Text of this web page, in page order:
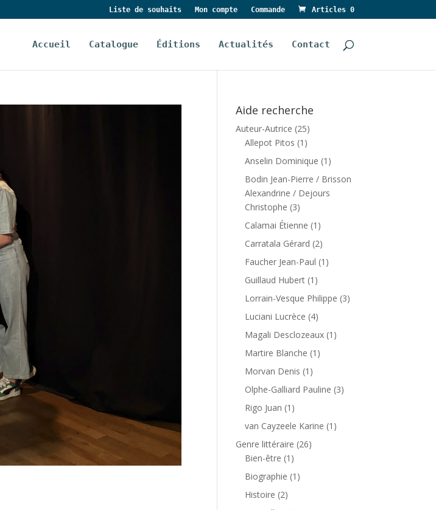
Liste de souhaits Mon compte Commande Articles 0
Accueil Catalogue Éditions Actualités Contact
Aide recherche
Auteur-Autrice (25)
Allepot Pitos (1)
Anselin Dominique (1)
Bodin Jean-Pierre / Brisson
Alexandrine / Dejours
Christophe (3)
Calamai Étienne (1)
Carratala Gérard (2)
Faucher Jean-Paul (1)
Guillaud Hubert (1)
Lorrain-Vesque Philippe (3)
Luciani Lucrèce (4)
Magali Desclozeaux (1)
Martire Blanche (1)
Morvan Denis (1)
Olphe-Galliard Pauline (3)
Rigo Juan (1)
van Cayzeele Karine (1)
Genre littéraire (26)
Bien-être (1)
Biographie (1)
Histoire (2)